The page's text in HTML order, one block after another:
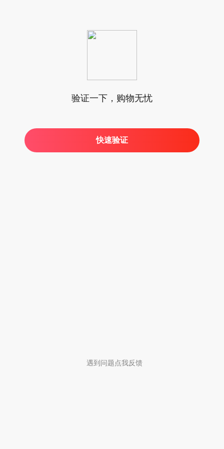
验证一下，购物无忧
快速验证
遇到问题点我反馈